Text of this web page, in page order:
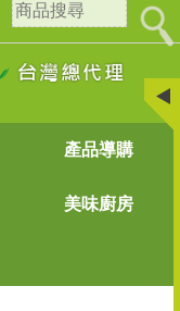
產品導購
美味廚房